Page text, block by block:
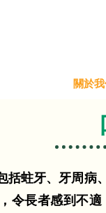
關於
括蛀牙、牙周病
令長者感到不